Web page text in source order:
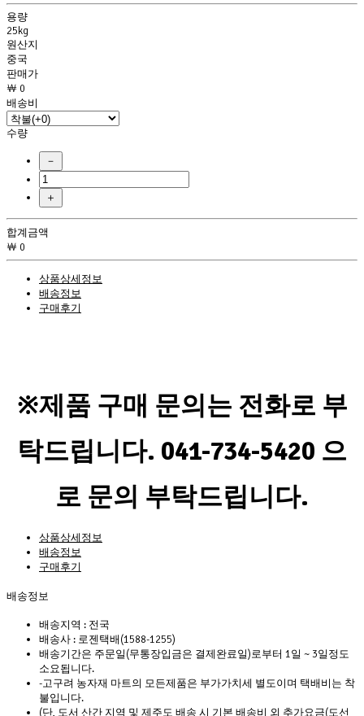
용량
25kg
원산지
중국
판매가
￦ 0
배송비
수량
－
＋
합계금액
￦ 0
상품상세정보
배송정보
구매후기
※제품 구매 문의는 전화로 부
탁드립니다. 041-734-5420 으
로 문의 부탁드립니다.
상품상세정보
배송정보
구매후기
배송정보
배송지역 : 전국
배송사 : 로젠택배(1588-1255)
배송기간은 주문일(무통장입금은 결제완료일)로부터 1일 ~ 3일정도
소요됩니다.
-고구려 농자재 마트의 모든제품은 부가가치세 별도이며 택배비는 착
불입니다.
(단, 도서 산간 지역 및 제주도 배송 시 기본 배송비 외 추가요금(도선